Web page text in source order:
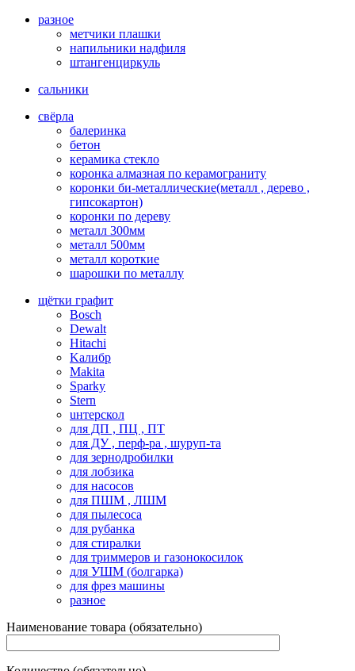
разное
метчики плашки
напильники надфиля
штангенциркуль
сальники
свёрла
балеринка
бетон
керамика стекло
коронка алмазная по керамограниту
коронки би-металлические(металл , дерево ,
гипсокартон)
коронки по дереву
металл 300мм
металл 500мм
металл короткие
шарошки по металлу
щётки графит
Bosch
Dewalt
Hitachi
Kалибр
Makita
Sparky
Stern
uнтерскол
для ДП , ПЦ , ПТ
для ДУ , перф-ра , шуруп-та
для зернодробилки
для лобзика
для насосов
для ПШМ , ЛШМ
для пылесоса
для рубанка
для стиралки
для триммеров и газонокосилок
для УШМ (болгарка)
для фрез машины
разное
Наименование товара (обязательно)